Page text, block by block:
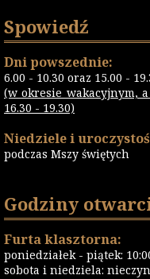
Spowiedź
Dni powszednie:
6.00 - 10.30 oraz 15.00 -
(w okresie wakacyjnym,
16.30 - 19.30)
Niedziele i
podczas Mszy świętych
Godziny
Furta klasztorna:
poniedziałek - piątek:
sobota i niedziela: